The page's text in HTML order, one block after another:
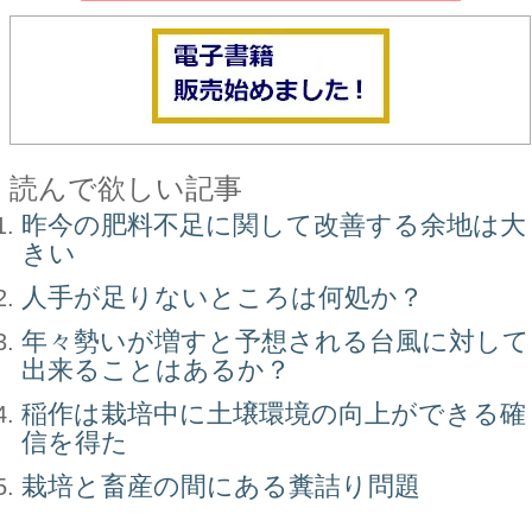
読んで欲しい記事
昨今の肥料不足に関して改善する余地は大
きい
人手が足りないところは何処か？
年々勢いが増すと予想される台風に対して
出来ることはあるか？
稲作は栽培中に土壌環境の向上ができる確
信を得た
栽培と畜産の間にある糞詰り問題